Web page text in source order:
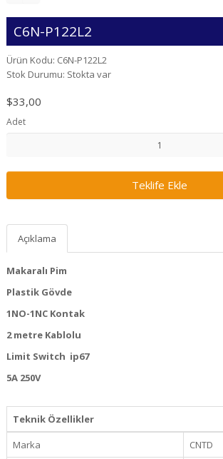
C6N-P122L2
Ürün Kodu: C6N-P122L2
Stok Durumu: Stokta var
$33,00
Adet
Teklife Ekle
Açıklama
Makaralı Pim
Plastik Gövde
1NO-1NC Kontak
2 metre Kablolu
Limit Switch ip67
5A 250V
Teknik Özellikler
Marka
CNTD